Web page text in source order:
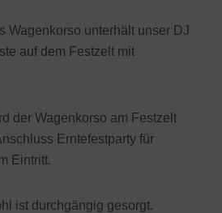
Wagenkorso unterhält unser DJ
auf dem Festzelt mit
der Wagenkorso am Festzelt
Erntefestparty für
Eintritt.
ist durchgängig gesorgt.